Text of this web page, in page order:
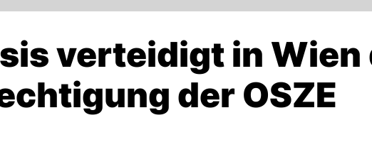
verteidigt in Wien
der OSZE